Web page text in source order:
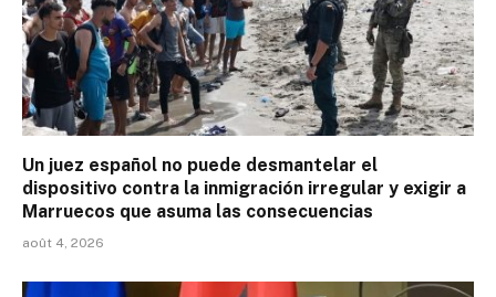
Un juez español no puede desmantelar el
dispositivo contra la inmigración irregular y exigir a
Marruecos que asuma las consecuencias
août 4, 2026